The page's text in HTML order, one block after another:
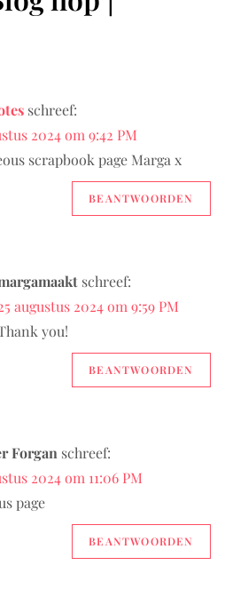
schreef:
2024 om 9:42 PM
scrapbook page Marga x
BEANTWOORDEN
schreef:
augustus 2024 om 9:59 PM
you!
BEANTWOORDEN
Forgan schreef:
2024 om 11:06 PM
page
BEANTWOORDEN